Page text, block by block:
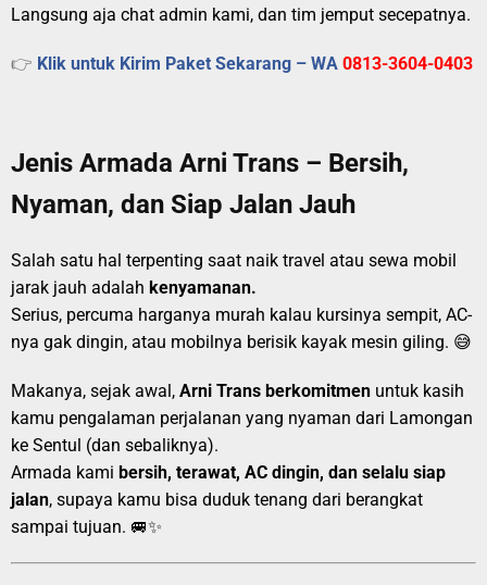
Langsung aja chat admin kami, dan tim jemput secepatnya.
👉 Klik untuk Kirim Paket Sekarang – WA 0813-3604-0403
Jenis Armada Arni Trans – Bersih,
Nyaman, dan Siap Jalan Jauh
Salah satu hal terpenting saat naik travel atau sewa mobil
jarak jauh adalah kenyamanan.
Serius, percuma harganya murah kalau kursinya sempit, AC-
nya gak dingin, atau mobilnya berisik kayak mesin giling. 😅
Makanya, sejak awal, Arni Trans berkomitmen untuk kasih
kamu pengalaman perjalanan yang nyaman dari Lamongan
ke Sentul (dan sebaliknya).
Armada kami bersih, terawat, AC dingin, dan selalu siap
jalan, supaya kamu bisa duduk tenang dari berangkat
sampai tujuan. 🚐✨